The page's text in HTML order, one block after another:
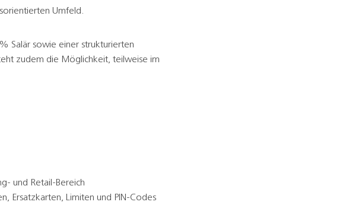
Umfeld.
Salär sowie einer strukturierten
zudem die Möglichkeit, teilweise im
und Retail-Bereich
Ersatzkarten, Limiten und PIN-Codes